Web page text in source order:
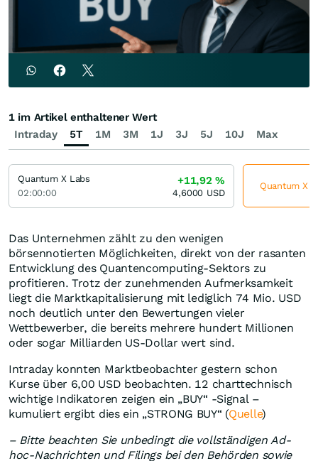
Das Unternehmen zählt zu den wenigen
börsennotierten Möglichkeiten, direkt von der rasanten
Entwicklung des Quantencomputing-Sektors zu
profitieren. Trotz der zunehmenden Aufmerksamkeit
liegt die Marktkapitalisierung mit lediglich 74 Mio. USD
noch deutlich unter den Bewertungen vieler
Wettbewerber, die bereits mehrere hundert Millionen
oder sogar Milliarden US-Dollar wert sind.
Intraday konnten Marktbeobachter gestern schon
Kurse über 6,00 USD beobachten. 12 charttechnisch
wichtige Indikatoren zeigen ein „BUY“ -Signal –
kumuliert ergibt dies ein „STRONG BUY“ (Quelle)
– Bitte beachten Sie unbedingt die vollständigen Ad-
hoc-Nachrichten und Filings bei den Behörden sowie
Intraday 5T 1M 3M 1J 3J 5J 10J Max
1 im Artikel enthaltener Wert
Quantum X Labs
02:00:00
+11,92%
4,6000 USD
Quantum X